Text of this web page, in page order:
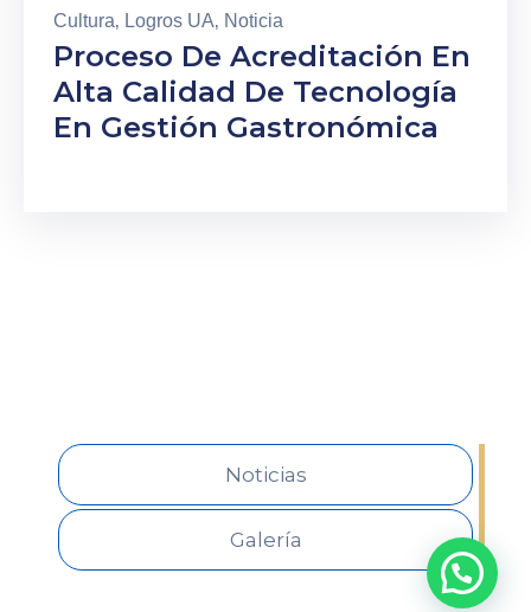
Cultura‚ Logros UA‚ Noticia
Proceso De Acreditación En
Alta Calidad De Tecnología
En Gestión Gastronómica
Noticias
Galería